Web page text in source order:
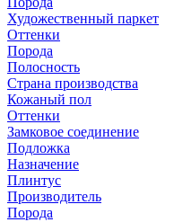
Художественный паркет
Оттенки
Порода
Полосность
Страна производства
Кожаный пол
Оттенки
Замковое соединение
Подложка
Назначение
Плинтус
Производитель
Порода